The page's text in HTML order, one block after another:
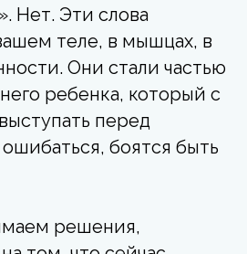
Нет. Эти слова
теле, в мышцах, в
Они стали частью
ребенка, который с
перед
боятся быть
решения,